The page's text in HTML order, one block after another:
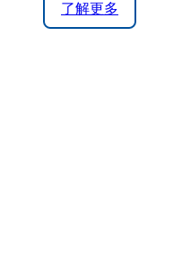
了解更多